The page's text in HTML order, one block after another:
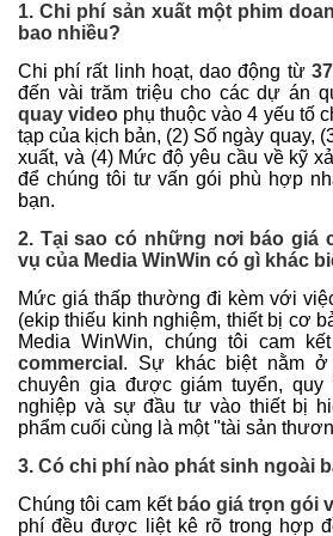
1. Chi phí sản xuất một phim
bao nhiều?
Chi phí rất linh hoạt, dao động từ
đến vài trăm triệu cho các dự án
quay video phụ thuộc vào 4 yếu tố
tạp của kịch bản, (2) Số ngày quay,
xuất, và (4) Mức độ yêu cầu về kỹ
để chúng tôi tư vấn gói phù hợp
bạn.
2. Tại sao có những nơi báo giá
vụ của Media WinWin có gì khác
Mức giá thấp thường đi kèm với
(ekip thiếu kinh nghiệm, thiết bị cơ
Media WinWin, chúng tôi cam kết
commercial . Sự khác biệt nằm
chuyên gia được giám tuyển, quy
nghiệp và sự đầu tư vào thiết bị
phẩm cuối cùng là một "tài sản
3. Có chi phí nào phát sinh ngoài
Chúng tôi cam kết báo giá trọn gói
phí đều được liệt kê rõ trong hợp